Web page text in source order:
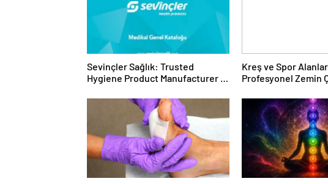
Sevinçler Sağlık: Trusted
Hygiene Product Manufacturer in
Kreş ve Spor
Profesyonel Zemin